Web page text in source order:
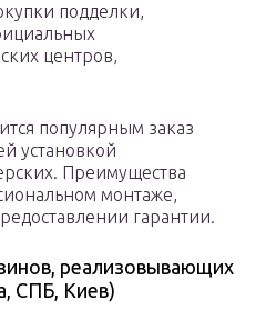
подделки,
центров,
популярным заказ
установкой
Преимущества
монтаже,
гарантии.
реализовывающих
СПБ, Киев)